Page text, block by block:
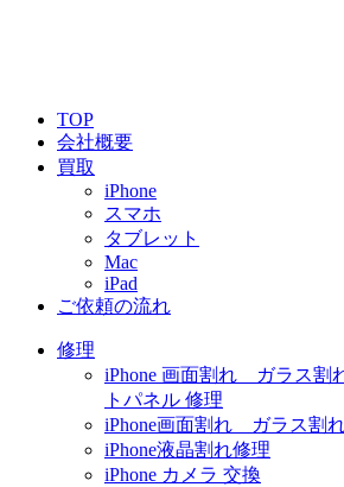
TOP
会社概要
買取
iPhone
スマホ
タブレット
Mac
iPad
ご依頼の流れ
修理
iPhone 画面割れ ガラス
トパネル 修理
iPhone画面割れ ガラス割
iPhone液晶割れ修理
iPhone カメラ 交換